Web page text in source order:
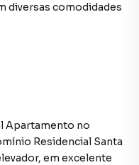
diversas comodidades
Apartamento no
Residencial Santa
em excelente